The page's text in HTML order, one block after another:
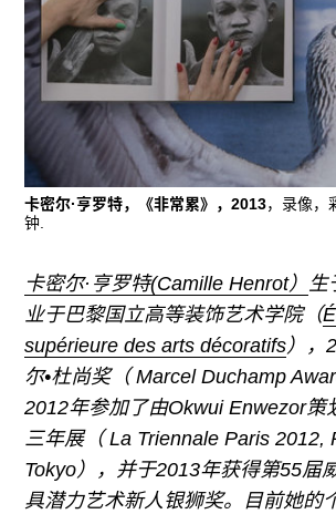
联系我们
关注我们
卡密尔·亨罗特，《非常累》，2013，录像，
钟.
卡密尔·亨罗特(Camille Henrot） 生
业于巴黎国立高等装饰艺术学院（
supérieure des arts décoratifs），
尔•杜尚奖（ Marcel Duchamp
2012年参加了由Okwui Enwezor策
三年展（ La Triennale Paris 2012,
Tokyo），并于2013年获得第55届
具潜力艺术新人银狮奖。目前她的